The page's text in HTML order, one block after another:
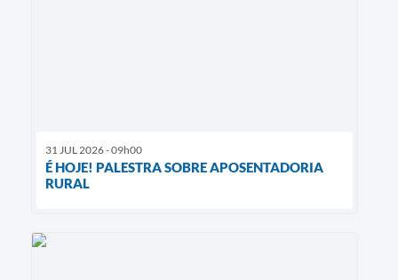
31 JUL 2026 - 09h00
É HOJE! PALESTRA SOBRE APOSENTADORIA
RURAL